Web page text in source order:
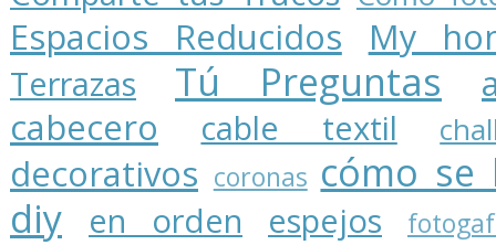
Espacios Reducidos My
Terrazas Tú Preguntas
cabecero
cable textil
decorativos coronas cómo se
diy
en orden espejos